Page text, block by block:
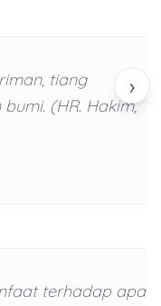
›
tiang
(HR. Hakim,
terhadap apa